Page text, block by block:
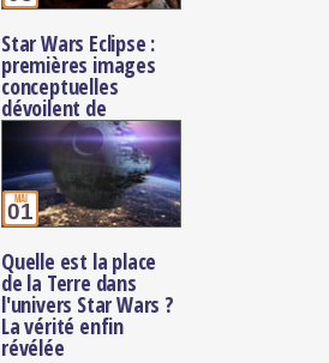
Star Wars Eclipse :
premières images
conceptuelles
dévoilent de
nouveaux
personnages du jeu
mai
01
Quelle est la place
de la Terre dans
l'univers Star Wars ?
La vérité enfin
révélée